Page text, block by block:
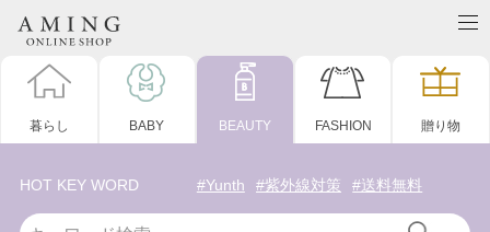
暮らし BABY BEAUTY FASHION 贈り物
HOT KEY WORD #Yunth #紫外線対策 #送料無料